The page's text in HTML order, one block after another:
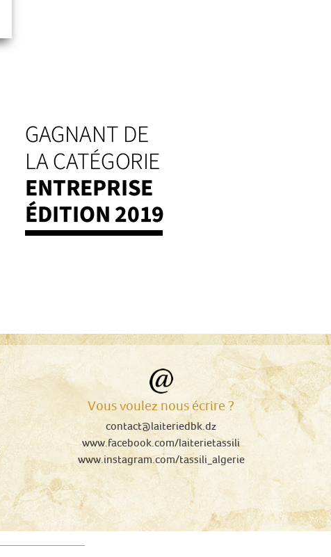
Vous voulez nous écrire ?
contact@laiteriedbk.dz
www.facebook.com/laiterietassili
www.instagram.com/tassili_algerie